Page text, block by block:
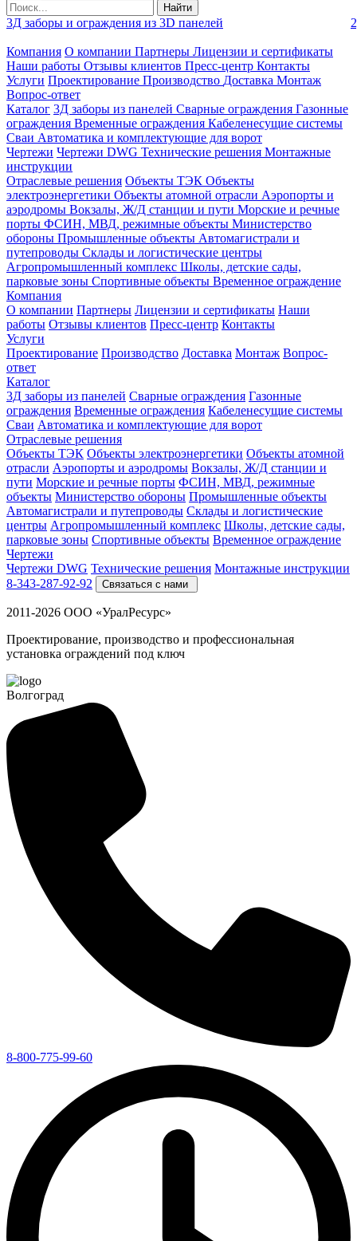
Найти
3Д заборы и ограждения из 3D панелей
Компания О компании Партнеры Лицензии и сертификаты
Наши работы Отзывы клиентов Пресс-центр Контакты
Услуги Проектирование Производство Доставка Монтаж
Вопрос-ответ
Каталог 3Д заборы из панелей Сварные ограждения Газонные
ограждения Временные ограждения Кабеленесущие системы
Cваи Автоматика и комплектующие для ворот
Чертежи Чертежи DWG Технические решения Монтажные
инструкции
Отраслевые решения Объекты ТЭК Объекты
электроэнергетики Объекты атомной отрасли Аэропорты и
аэродромы Вокзалы, Ж/Д станции и пути Морские и речные
порты ФСИН, МВД, режимные объекты Министерство
обороны Промышленные объекты Автомагистрали и
путепроводы Склады и логистические центры
Агропромышленный комплекс Школы, детские сады,
парковые зоны Спортивные объекты Временное ограждение
Компания
О компании Партнеры Лицензии и сертификаты Наши
работы Отзывы клиентов Пресс-центр Контакты
Услуги
Проектирование Производство Доставка Монтаж Вопрос-
ответ
Каталог
3Д заборы из панелей Сварные ограждения Газонные
ограждения Временные ограждения Кабеленесущие системы
Cваи Автоматика и комплектующие для ворот
Отраслевые решения
Объекты ТЭК Объекты электроэнергетики Объекты атомной
отрасли Аэропорты и аэродромы Вокзалы, Ж/Д станции и
пути Морские и речные порты ФСИН, МВД, режимные
объекты Министерство обороны Промышленные объекты
Автомагистрали и путепроводы Склады и логистические
центры Агропромышленный комплекс Школы, детские сады,
парковые зоны Спортивные объекты Временное ограждение
Чертежи
Чертежи DWG Технические решения Монтажные инструкции
8-343-287-92-92
Связаться с нами
2011-2026 ООО «УралРесурс»
Проектирование, производство и профессиональная
установка ограждений под ключ
Волгоград
8-800-775-99-60